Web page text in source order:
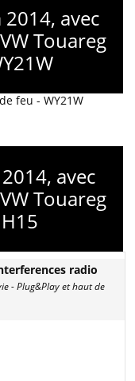
2014, avec
Touareg
feu - WY21W
avec
Touareg
radio
- Plug&Play et haut de